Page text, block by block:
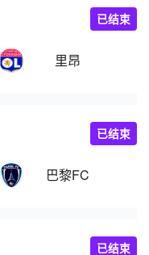
里昂
已结束
巴黎FC
已结束
已结束